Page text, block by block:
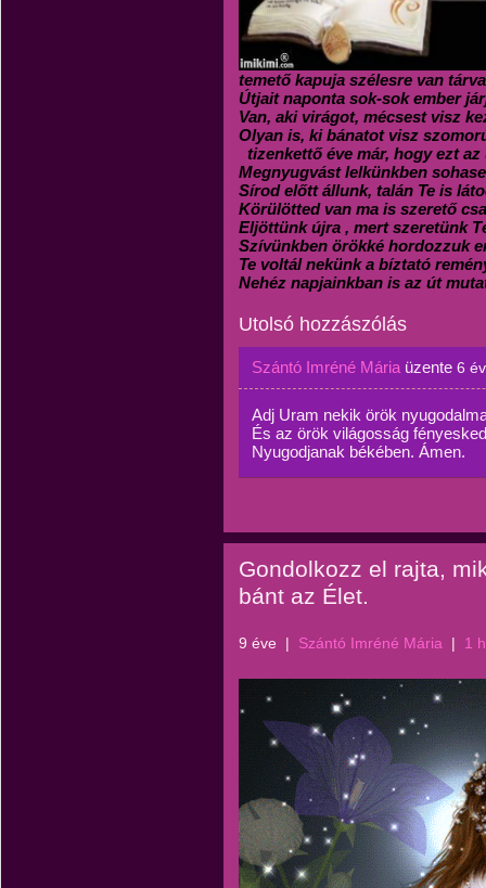
temető kapuja szélesre van
Útjait naponta sok-sok ember
Van, aki virágot, mécsest visz
Olyan is, ki bánatot visz
tizenkettő éve már, hogy ezt
Megnyugvást lelkünkben
Sírod előtt állunk, talán Te is
Körülötted van ma is szerető
Eljöttünk újra , mert szeretünk
Szívünkben örökké hordozzuk
Te voltál nekünk a bíztató
Nehéz napjainkban is az út
Utolsó hozzászólás
Szántó Imréné Mária üzente 6
Adj Uram nekik örök
És az örök világosság
Nyugodjanak békében. Ámen.
Gondolkozz el rajta,
bánt az Élet.
9 éve | Szántó Imréné Mária | 1